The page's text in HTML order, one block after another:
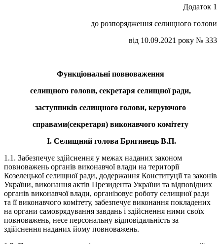
Додаток 1
до розпорядження селищного голови
від 10.09.2021 року № 333
Функціональні повноваження
селищного голови, секретаря селищної ради,
заступників селищного голови, керуючого
справами(секретаря) виконавчого комітету
І. Селищний голова Бригинець В.П.
1.1. Забезпечує здійснення у межах наданих законом
повноважень органів виконавчої влади на території
Козелецької селищної ради, додержання Конституції та законів
України, виконання актів Президента України та відповідних
органів виконавчої влади, організовує роботу селищної ради
та її виконавчого комітету, забезпечує виконання покладених
на органи самоврядування завдань і здійснення ними своїх
повноважень, несе персональну відповідальність за
здійснення наданих йому повноважень.